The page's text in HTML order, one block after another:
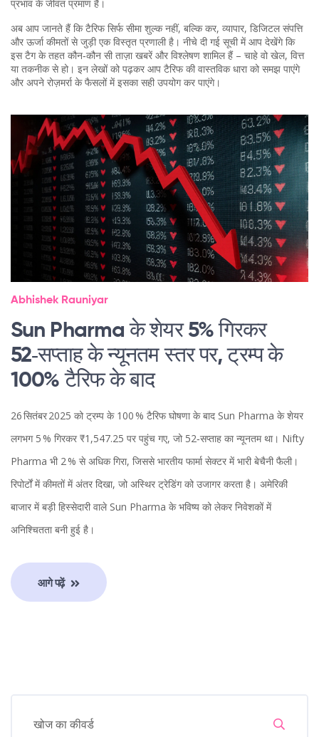
प्रभाव के जीवंत प्रमाण हैं।
अब आप जानते हैं कि टैरिफ सिर्फ सीमा शुल्क नहीं, बल्कि कर, व्यापार, डिजिटल संपत्ति
और ऊर्जा कीमतों से जुड़ी एक विस्तृत प्रणाली है। नीचे दी गई सूची में आप देखेंगे कि
इस टैग के तहत कौन‑कौन सी ताज़ा खबरें और विश्लेषण शामिल हैं – चाहे वो खेल, वित्त
या तकनीक से हो। इन लेखों को पढ़कर आप टैरिफ की वास्तविक धारा को समझ पाएंगे
और अपने रोज़मर्रा के फैसलों में इसका सही उपयोग कर पाएंगे।
Abhishek Rauniyar
Sun Pharma के शेयर 5% गिरकर
52‑सप्ताह के न्यूनतम स्तर पर, ट्रम्प के
100% टैरिफ के बाद
26 सितंबर 2025 को ट्रम्प के 100 % टैरिफ घोषणा के बाद Sun Pharma के शेयर
लगभग 5 % गिरकर ₹1,547.25 पर पहुंच गए, जो 52‑सप्ताह का न्यूनतम था। Nifty
Pharma भी 2 % से अधिक गिरा, जिससे भारतीय फार्मा सेक्टर में भारी बेचैनी फैली।
रिपोर्टों में कीमतों में अंतर दिखा, जो अस्थिर ट्रेडिंग को उजागर करता है। अमेरिकी
बाजार में बड़ी हिस्सेदारी वाले Sun Pharma के भविष्य को लेकर निवेशकों में
अनिश्चितता बनी हुई है।
आगे पढ़ें